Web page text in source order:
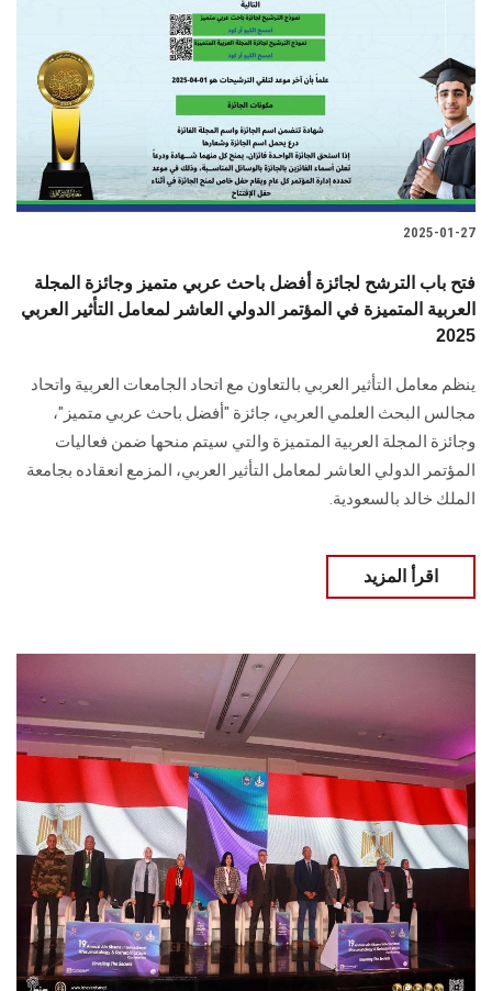
الطلاب
هيئة التدريس
الدراسات العليا
الموظفون
سجل الان
2025-01-27
فتح باب الترشح لجائزة أفضل باحث عربي متميز وجائزة المجلة
العربية المتميزة في المؤتمر الدولي العاشر لمعامل التأثير العربي
2025
ينظم معامل التأثير العربي بالتعاون مع اتحاد الجامعات العربية واتحاد
مجالس البحث العلمي العربي، جائزة "أفضل باحث عربي متميز"،
وجائزة المجلة العربية المتميزة والتي سيتم منحها ضمن فعاليات
المؤتمر الدولي العاشر لمعامل التأثير العربي، المزمع انعقاده بجامعة
الملك خالد بالسعودية.
اقرأ المزيد